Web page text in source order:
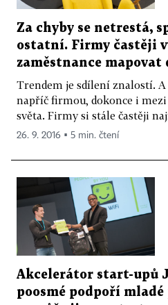
Za chyby se netrestá,
ostatní. Firmy častěji
zaměstnance mapovat
Trendem je sdílení znalostí.
napříč firmou, dokonce i
světa. Firmy si stále častěji
26. 9. 2016 ▪ 5 min. čtení
Akcelerátor start-upů
poosmé podpoří